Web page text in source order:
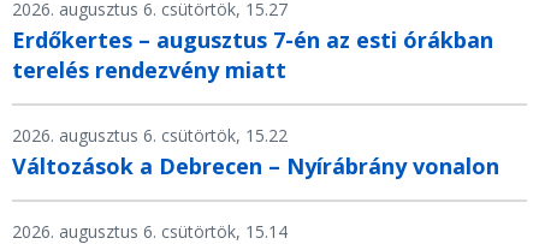
2026. augusztus 6. csütörtök, 15.27
Erdőkertes – augusztus 7-én az esti órákban
terelés rendezvény miatt
2026. augusztus 6. csütörtök, 15.22
Változások a Debrecen – Nyírábrány vonalon
2026. augusztus 6. csütörtök, 15.14